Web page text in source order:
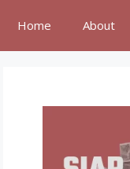
Home About